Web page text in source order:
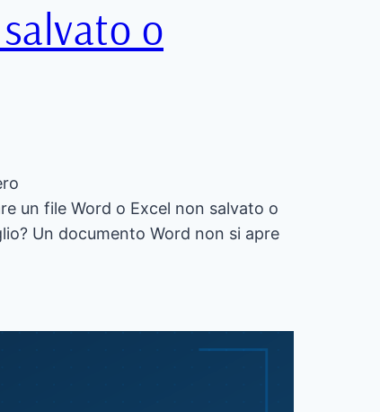
o
un file Word o Excel non salvato o
Un documento Word non si apre